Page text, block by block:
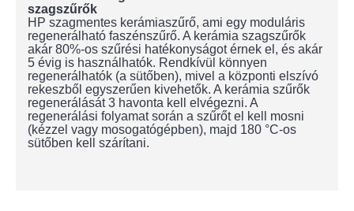
szagszűrők
HP szagmentes kerámiaszűrő, ami egy moduláris
regenerálható faszénszűrő. A kerámia szagszűrők
akár 80%-os szűrési hatékonyságot érnek el, és akár
5 évig is használhatók. Rendkívül könnyen
regenerálhatók (a sütőben), mivel a központi elszívó
rekeszből egyszerűen kivehetők. A kerámia szűrők
regenerálását 3 havonta kell elvégezni. A
regenerálási folyamat során a szűrőt el kell mosni
(kézzel vagy mosogatógépben), majd 180 °C-os
sütőben kell szárítani.